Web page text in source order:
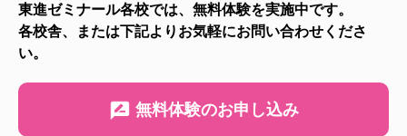
東進ゼミナール各校では、無料体験を実施中です。
各校舎、または下記よりお気軽にお問い合わせくださ
い。
無料体験のお申し込み